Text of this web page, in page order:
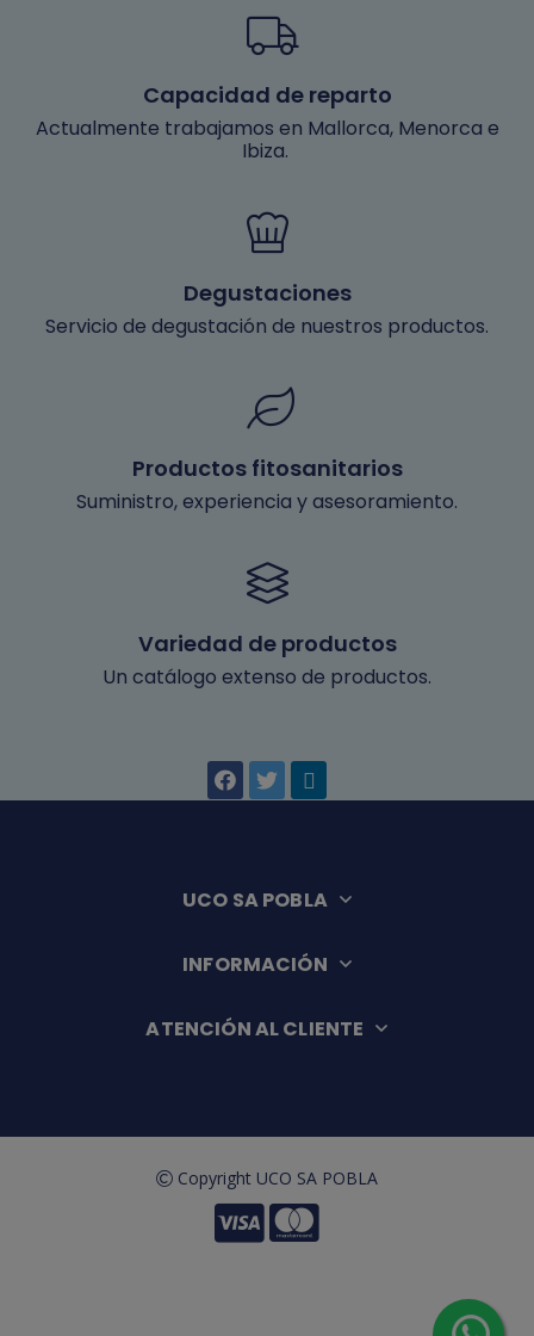
Capacidad de reparto
Actualmente trabajamos en Mallorca, Menorca e
Ibiza.
Degustaciones
Servicio de degustación de nuestros productos.
Productos fitosanitarios
Suministro, experiencia y asesoramiento.
Variedad de productos
Un catálogo extenso de productos.
UCO SA POBLA
INFORMACIÓN
ATENCIÓN AL CLIENTE
Copyright UCO SA POBLA